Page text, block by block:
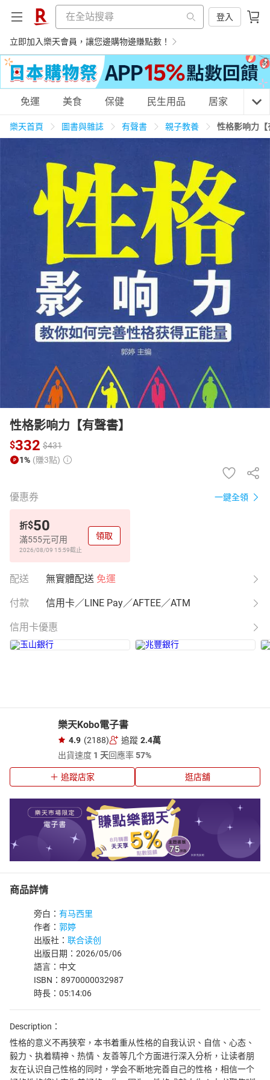
登入
立即加入樂天會員，讓您邊購物邊賺點數！
購物網分類
天天免運 美食蛋糕 養生保健
居家生活 3C家電 運動休閒 親子玩具
女裝 化妝保養 情趣用品
日本購物 電子/紙本書
HOT
免運 美食 保健 民生用品 居家 3C
樂天首頁 圖書與雜誌 有聲書 親子教養 性格影响力【
性格影响力【有聲書】
$332 $431
1% (賺3點)
優惠券 一鍵全領
折$50
滿555元可用
2026/08/09 15:59截止
領取
配送 無實體配送 免運
付款 信用卡／LINE Pay／AFTEE／ATM
信用卡優惠
樂天Kobo電子書
4.9 (2188) 追蹤 2.4萬
出貨速度 1 天回應率57%
追蹤店家 逛店舖
商品詳情
旁白： 有马西里
作者： 郭婷
出版社： 联合读创
出版日期：2026/05/06
語言：中文
ISBN：8970000032987
時長：05:14:06
Description：
性格的意义不再狭窄，本书着重从性格的自我认识、自信、心态、
毅力、执着精神、热情、友善等几个方面进行深入分析，让读者朋
友在认识自己性格的同时，学会不断地完善自己的性格，相信一个